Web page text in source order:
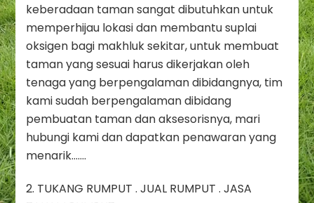
keberadaan taman sangat dibutuhkan untuk
memperhijau lokasi dan membantu suplai
oksigen bagi makhluk sekitar, untuk membuat
taman yang sesuai harus dikerjakan oleh
tenaga yang berpengalaman dibidangnya, tim
kami sudah berpengalaman dibidang
pembuatan taman dan aksesorisnya, mari
hubungi kami dan dapatkan penawaran yang
menarik…….
2. TUKANG RUMPUT . JUAL RUMPUT . JASA